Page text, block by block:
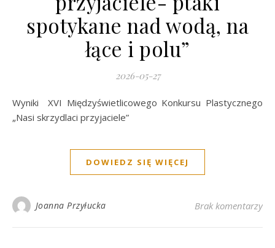
spotykane nad wodą, na
łące i polu”
2026-05-27
Wyniki XVI Międzyświetlicowego Konkursu Plastycznego
„Nasi skrzydlaci przyjaciele”
DOWIEDZ SIĘ WIĘCEJ
Joanna Przyłucka Brak komentarzy